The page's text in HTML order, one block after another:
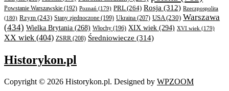
Powstanie Warszawskie (192) Poznań (179) PRL(264) Rosja (312) Rzeczpospolita
(180) Rzym (243) Stany zjednoczone (199) Ukraina (207) USA(230) Warszawa
(434) Wielka Brytania (268) Włochy (196) XIX wiek (294) XVI wiek (179)
XX wiek (404) ZSRR (208) Średniowiecze (314)
Historykon.pl
Copyright © 2026 Historykon.pl. Designed by WPZOOM